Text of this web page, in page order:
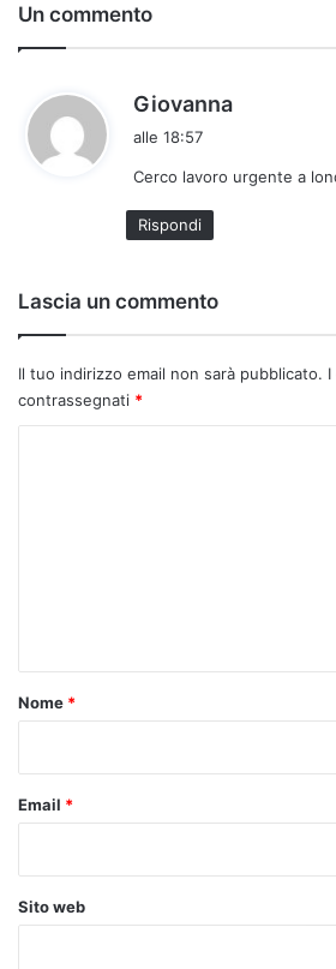
Un commento
Giovanna
e
alle 18:57
Cerco lavoro urgente a
Rispondi
Lascia un commento
Il tuo indirizzo email non sarà pubblicato.
contrassegnati *
o
Nome *
Email *
Sito web